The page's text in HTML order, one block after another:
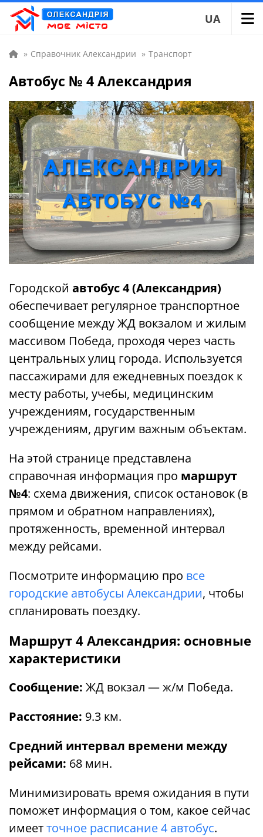
UA
» Справочник Александрии » Транспорт
Автобус № 4 Александрия
Городской автобус 4 (Александрия)
обеспечивает регулярное транспортное
сообщение между ЖД вокзалом и жилым
массивом Победа, проходя через часть
центральных улиц города. Используется
пассажирами для ежедневных поездок к
месту работы, учебы, медицинским
учреждениям, государственным
учреждениям, другим важным объектам.
На этой странице представлена ​​
справочная информация про маршрут
№4: схема движения, список остановок (в
прямом и обратном направлениях),
протяженность, временной интервал
между рейсами.
Посмотрите информацию про все
городские автобусы Александрии, чтобы
спланировать поездку.
Маршрут 4 Александрия: основные
характеристики
Сообщение: ЖД вокзал — ж/м Победа.
Расстояние: 9.3 км.
Средний интервал времени между
рейсами: 68 мин.
Минимизировать время ожидания в пути
поможет информация о том, какое сейчас
имеетточное расписание 4 автобус.